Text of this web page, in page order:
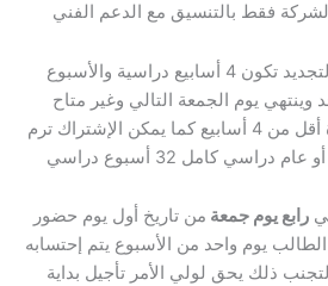
فقط بالتنسيق مع الدعم الفني
أقل مدة للإشتراك أو التجديد تكون 4 أسابيع دراسية والأسبوع
وينتهي يوم الجمعة التالي وغير متاح
الإشتراك أو التجديد لمدة أقل من 4 أسابيع كما يمكن الإشتراك ترم
رابع يوم جمعة من تاريخ أول يوم حضور
يوم واحد من الأسبوع يتم إحتسابه
ذلك يحق لولي الأمر تأجيل بداية